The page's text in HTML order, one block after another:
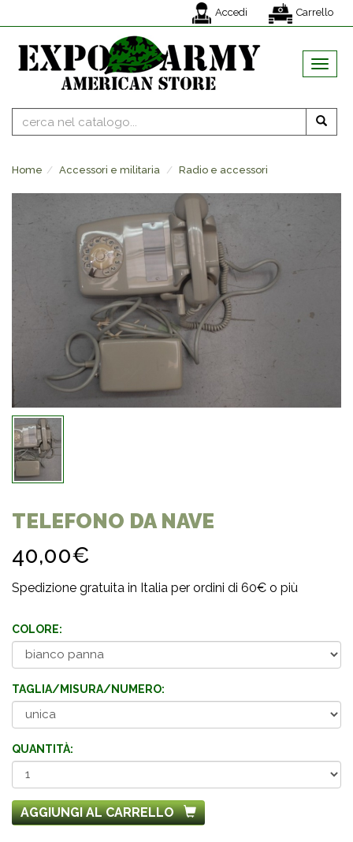
Accedi Carrello
MENU
Home Accessori e militaria Radio e accessori
TELEFONO DA NAVE
40,00€
Spedizione gratuita in Italia per ordini di 60€ o più
COLORE:
TAGLIA/MISURA/NUMERO:
QUANTITÀ:
AGGIUNGI AL CARRELLO